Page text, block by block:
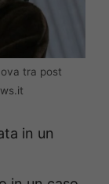
tra post
in un